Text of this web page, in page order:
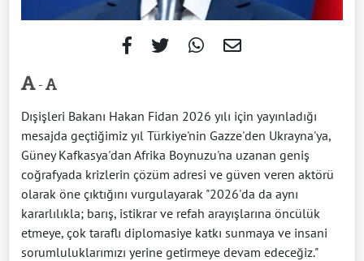
-
Dışişleri Bakanı Hakan Fidan 2026 yılı için yayınladığı
mesajda geçtiğimiz yıl Türkiye'nin Gazze'den Ukrayna'ya,
Güney Kafkasya'dan Afrika Boynuzu'na uzanan geniş
coğrafyada krizlerin çözüm adresi ve güven veren aktörü
olarak öne çıktığını vurgulayarak "2026'da da aynı
kararlılıkla; barış, istikrar ve refah arayışlarına öncülük
etmeye, çok taraflı diplomasiye katkı sunmaya ve insani
sorumluluklarımızı yerine getirmeye devam edeceğiz."